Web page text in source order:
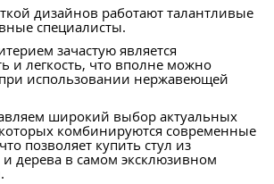
дизайнов работают талантливые
специалисты.
зачастую является
и легкость, что вполне можно
использовании нержавеющей
широкий выбор актуальных
комбинируются современные
позволяет купить стул из
дерева в самом эксклюзивном